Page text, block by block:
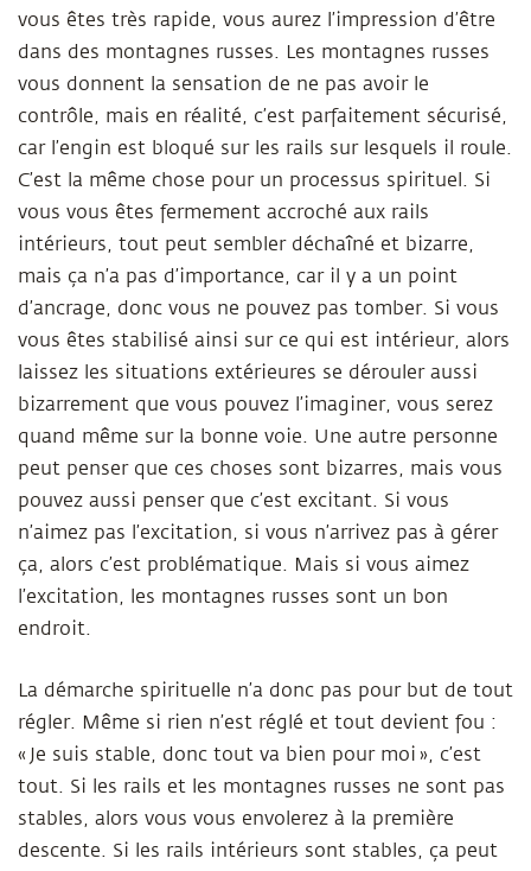
vous êtes très rapide, vous aurez l’impression d’être
dans des montagnes russes. Les montagnes russes
vous donnent la sensation de ne pas avoir le
contrôle, mais en réalité, c’est parfaitement sécurisé,
car l’engin est bloqué sur les rails sur lesquels il roule.
C’est la même chose pour un processus spirituel. Si
vous vous êtes fermement accroché aux rails
intérieurs, tout peut sembler déchaîné et bizarre,
mais ça n’a pas d’importance, car il y a un point
d’ancrage, donc vous ne pouvez pas tomber. Si vous
vous êtes stabilisé ainsi sur ce qui est intérieur, alors
laissez les situations extérieures se dérouler aussi
bizarrement que vous pouvez l’imaginer, vous serez
quand même sur la bonne voie. Une autre personne
peut penser que ces choses sont bizarres, mais vous
pouvez aussi penser que c’est excitant. Si vous
n’aimez pas l’excitation, si vous n’arrivez pas à gérer
ça, alors c’est problématique. Mais si vous aimez
l’excitation, les montagnes russes sont un bon
endroit.
La démarche spirituelle n’a donc pas pour but de tout
régler. Même si rien n’est réglé et tout devient fou :
« Je suis stable, donc tout va bien pour moi », c’est
tout. Si les rails et les montagnes russes ne sont pas
stables, alors vous vous envolerez à la première
descente. Si les rails intérieurs sont stables, ça peut